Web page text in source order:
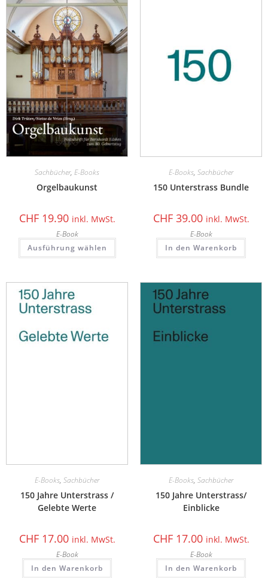
Sachbücher, E-Books
Orgelbaukunst
CHF19.90 inkl. MwSt.
E-Book
Ausführung wählen
E-Books, Sachbücher
150 Unterstrass Bundle
CHF39.00 inkl. MwSt.
E-Book
In den Warenkorb
E-Books, Sachbücher
150 Jahre Unterstrass /
Gelebte Werte
CHF17.00 inkl. MwSt.
E-Book
In den Warenkorb
E-Books, Sachbücher
150 Jahre Unterstrass/
Einblicke
CHF17.00 inkl. MwSt.
E-Book
In den Warenkorb